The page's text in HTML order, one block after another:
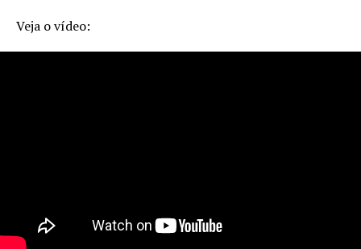
Veja o vídeo: